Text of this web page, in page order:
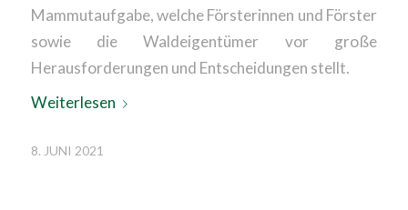
Mammutaufgabe, welche Försterinnen und Förster
sowie die Waldeigentümer vor große
Herausforderungen und Entscheidungen stellt.
Weiterlesen
8. JUNI 2021